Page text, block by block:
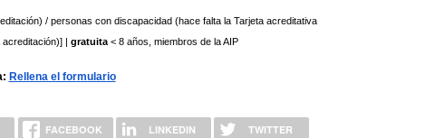
/ personas con discapacidad (hace falta la Tarjeta acreditativa
| gratuita < 8 años, miembros de la AIP
Rellena el formulario
FACEBOOK LINKEDIN TWITTER